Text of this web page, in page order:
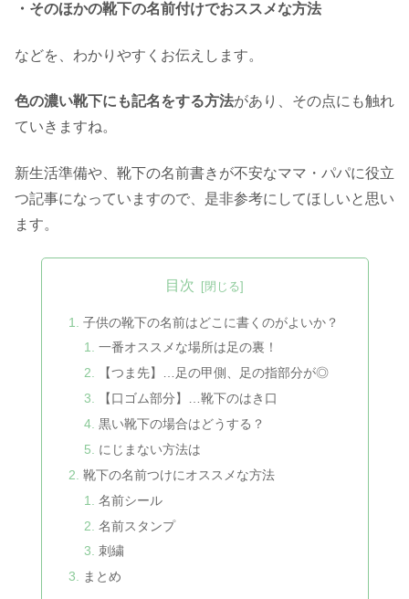
・そのほかの靴下の名前付けでおススメな方法
などを、わかりやすくお伝えします。
色の濃い靴下にも記名をする方法があり、その点にも触れ
ていきますね。
新生活準備や、靴下の名前書きが不安なママ・パパに役立
つ記事になっていますので、是非参考にしてほしいと思い
ます。
目次
子供の靴下の名前はどこに書くのがよいか？
一番オススメな場所は足の裏！
【つま先】…足の甲側、足の指部分が◎
【口ゴム部分】…靴下のはき口
黒い靴下の場合はどうする？
にじまない方法は
靴下の名前つけにオススメな方法
名前シール
名前スタンプ
刺繍
まとめ